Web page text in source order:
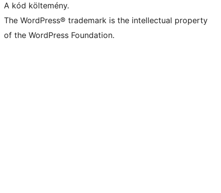
A kód költemény.
The WordPress® trademark is the intellectual property
of the WordPress Foundation.